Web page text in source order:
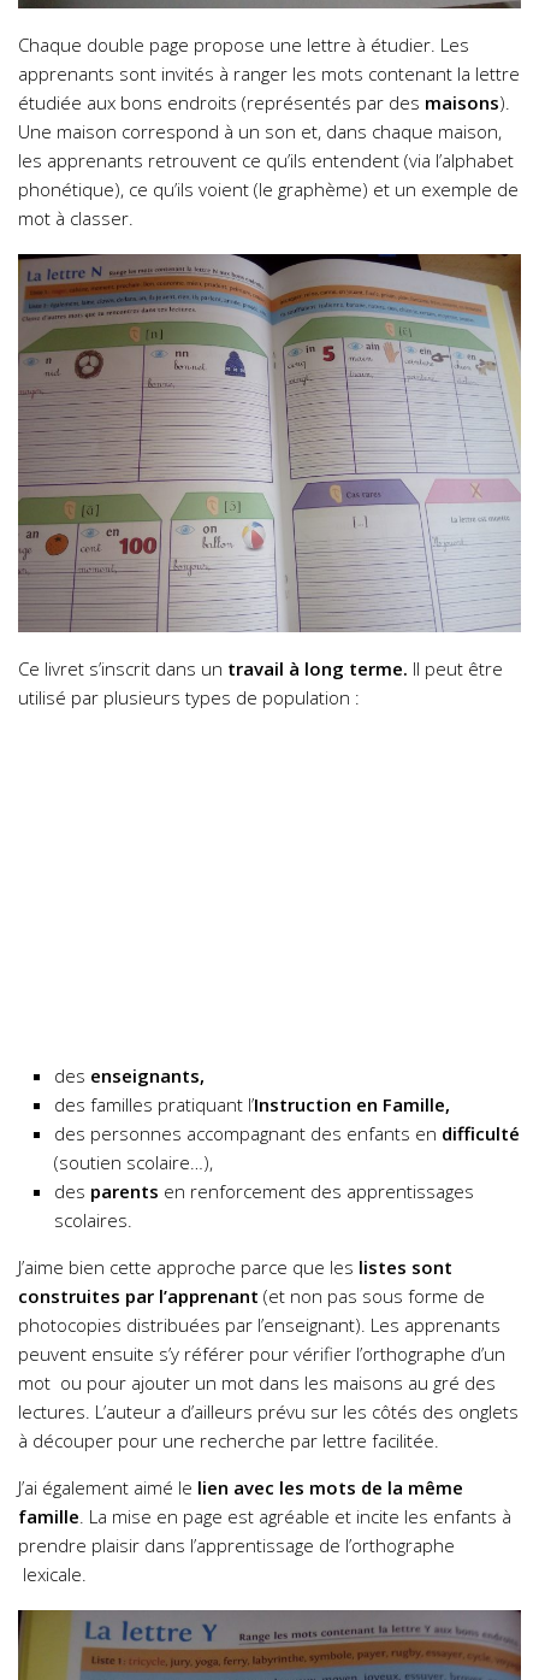
Chaque double page propose une lettre à étudier. Les
apprenants sont invités à ranger les mots contenant la lettre
étudiée aux bons endroits (représentés par des maisons).
Une maison correspond à un son et, dans chaque maison,
les apprenants retrouvent ce qu’ils entendent (via l’alphabet
phonétique), ce qu’ils voient (le graphème) et un exemple de
mot à classer.
Ce livret s’inscrit dans un travail à long terme. Il peut être
utilisé par plusieurs types de population :
des enseignants,
des familles pratiquant l’Instruction en Famille,
des personnes accompagnant des enfants en difficulté
(soutien scolaire…),
des parents en renforcement des apprentissages
scolaires.
J’aime bien cette approche parce que les listes sont
construites par l’apprenant (et non pas sous forme de
photocopies distribuées par l’enseignant). Les apprenants
peuvent ensuite s’y référer pour vérifier l’orthographe d’un
mot ou pour ajouter un mot dans les maisons au gré des
lectures. L’auteur a d’ailleurs prévu sur les côtés des onglets
à découper pour une recherche par lettre facilitée.
J’ai également aimé le lien avec les mots de la même
famille . La mise en page est agréable et incite les enfants à
prendre plaisir dans l’apprentissage de l’orthographe
lexicale.